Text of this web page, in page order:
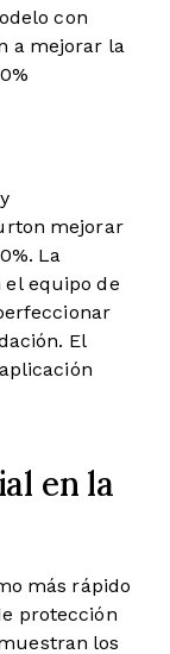
con
a mejorar la
mejorar
La
equipo de
El
en la
más rápido
protección
los